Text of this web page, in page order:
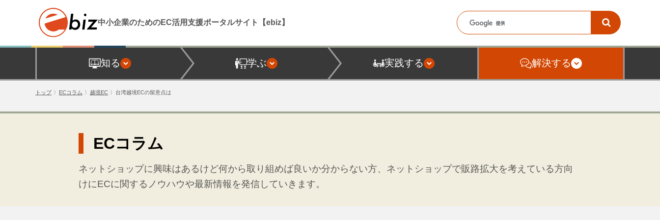
中小企業のためのEC活用支援ポータルサイト【ebiz】
知る 学ぶ 実践する 解決する
トップ ECコラム 越境EC 台湾越境ECの留意点は
ECコラム
ネットショップに興味はあるけど何から取り組めば良いか分からない方、ネットショップで販路拡大を考えている方向
けにECに関するノウハウや最新情報を発信していきます。